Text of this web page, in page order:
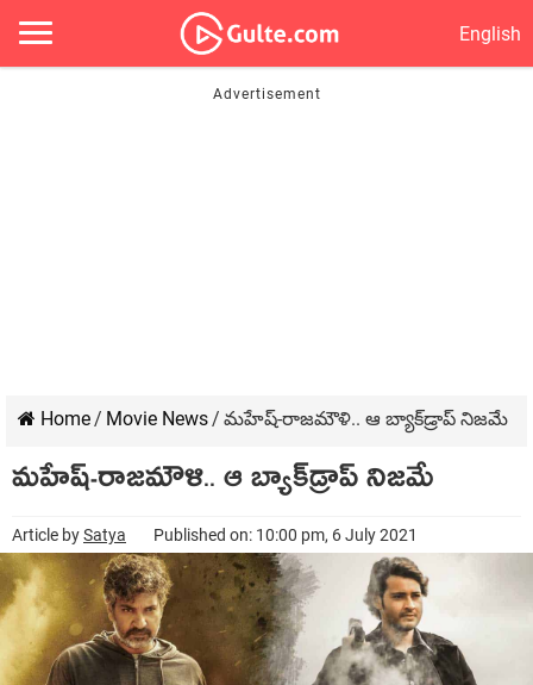
English
Home/ Movie News/ మహేష్-రాజమౌళి.. ఆ బ్యాక్‌డ్రాప్ నిజమే
మహేష్-రాజమౌళి.. ఆ బ్యాక్‌డ్రాప్ నిజమే
Article bySatya Published on: 10:00 pm, 6 July 2021